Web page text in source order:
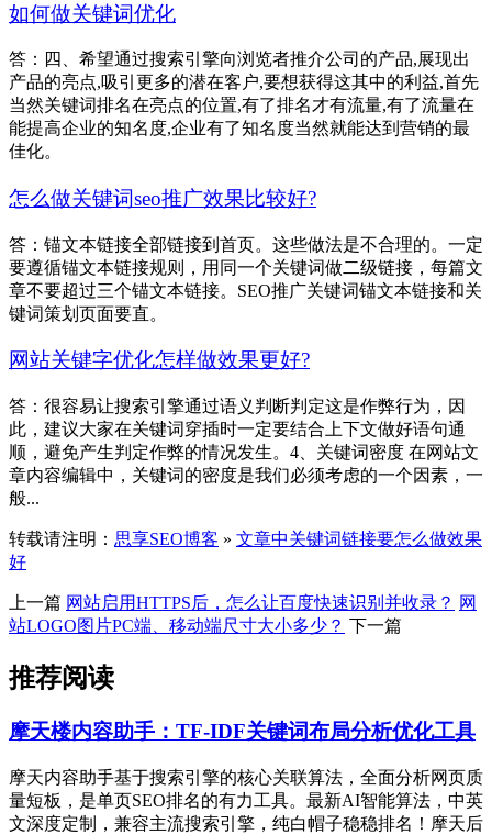
如何做关键词优化
答：四、希望通过搜索引擎向浏览者推介公司的产品,展现出
产品的亮点,吸引更多的潜在客户,要想获得这其中的利益,首先
当然关键词排名在亮点的位置,有了排名才有流量,有了流量在
能提高企业的知名度,企业有了知名度当然就能达到营销的最
佳化。
怎么做关键词seo推广效果比较好?
答：锚文本链接全部链接到首页。这些做法是不合理的。一定
要遵循锚文本链接规则，用同一个关键词做二级链接，每篇文
章不要超过三个锚文本链接。SEO推广关键词锚文本链接和关
键词策划页面要直。
网站关键字优化怎样做效果更好?
答：很容易让搜索引擎通过语义判断判定这是作弊行为，因
此，建议大家在关键词穿插时一定要结合上下文做好语句通
顺，避免产生判定作弊的情况发生。4、关键词密度 在网站文
章内容编辑中，关键词的密度是我们必须考虑的一个因素，一
般...
转载请注明： 思享SEO博客 » 文章中关键词链接要怎么做效果
好
上一篇 网站启用HTTPS后，怎么让百度快速识别并收录？ 网
站LOGO图片PC端、移动端尺寸大小多少？ 下一篇
推荐阅读
摩天楼内容助手：TF-IDF关键词布局分析优化工具
摩天内容助手基于搜索引擎的核心关联算法，全面分析网页质
量短板，是单页SEO排名的有力工具。最新AI智能算法，中英
文深度定制，兼容主流搜索引擎，纯白帽子稳稳排名！摩天后